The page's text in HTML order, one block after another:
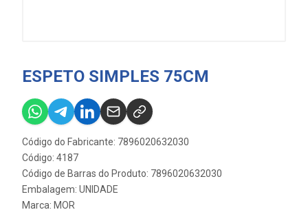
ESPETO SIMPLES 75CM
Código do Fabricante: 7896020632030
Código: 4187
Código de Barras do Produto: 7896020632030
Embalagem: UNIDADE
Marca: MOR